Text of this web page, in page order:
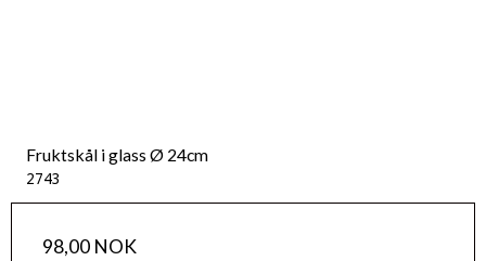
Fruktskål i glass Ø 24cm
2743
98,00 NOK